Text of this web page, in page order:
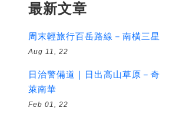
最新文章
周末輕旅行百岳路線－南橫三星
Aug 11, 22
日治警備道｜日出高山草原－奇
萊南華
Feb 01, 22